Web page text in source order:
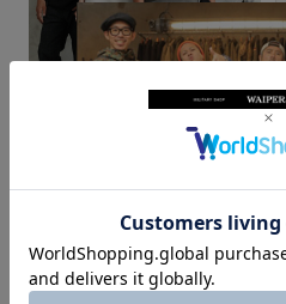
WAIPER.inc フライス タンクト